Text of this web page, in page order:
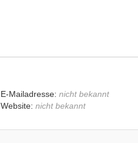
E-Mailadresse: nicht bekannt
Website: nicht bekannt